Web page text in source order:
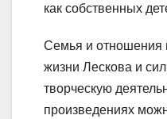
как собственных
Семья и отношения
жизни Лескова и
творческую
произведениях